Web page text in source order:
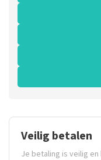
Veilig betalen
Je betaling is veilig